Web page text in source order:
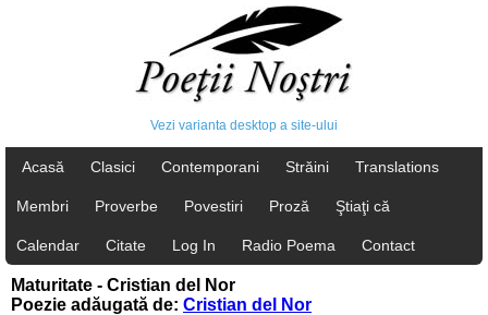
Vezi varianta desktop a site-ului
Acasă Clasici Contemporani Străini Translations
Membri Proverbe Povestiri Proză Ştiaţi că
Calendar Citate Log In Radio Poema Contact
Maturitate - Cristian del Nor
Poezie adăugată de: Cristian del Nor